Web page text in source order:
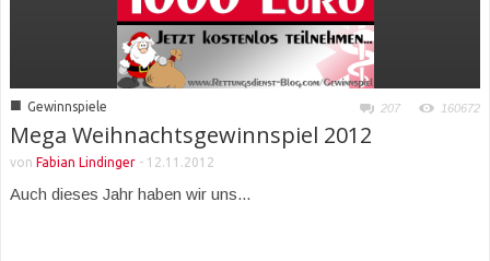
■ Gewinnspiele 207 160672
Mega Weihnachtsgewinnspiel 2012
von Fabian Lindinger - 12.11.2012
Auch dieses Jahr haben wir uns...